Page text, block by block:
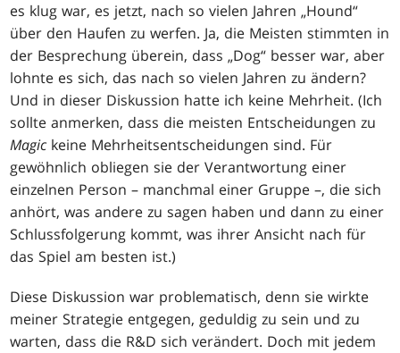
es klug war, es jetzt, nach so vielen Jahren „Hound“
über den Haufen zu werfen. Ja, die Meisten stimmten in
der Besprechung überein, dass „Dog“ besser war, aber
lohnte es sich, das nach so vielen Jahren zu ändern?
Und in dieser Diskussion hatte ich keine Mehrheit. (Ich
sollte anmerken, dass die meisten Entscheidungen zu
Magic keine Mehrheitsentscheidungen sind. Für
gewöhnlich obliegen sie der Verantwortung einer
einzelnen Person – manchmal einer Gruppe –, die sich
anhört, was andere zu sagen haben und dann zu einer
Schlussfolgerung kommt, was ihrer Ansicht nach für
das Spiel am besten ist.)
Diese Diskussion war problematisch, denn sie wirkte
meiner Strategie entgegen, geduldig zu sein und zu
warten, dass die R&D sich verändert. Doch mit jedem